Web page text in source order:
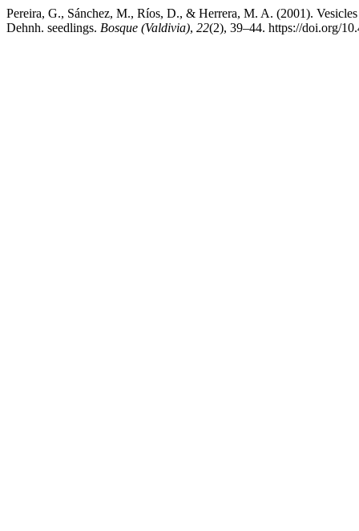
Pereira, G., Sánchez, M., Ríos, D., & Herrera, M. A. (2001).
Dehnh. seedlings. Bosque (Valdivia), 22(2), 39–44. https://doi.org/